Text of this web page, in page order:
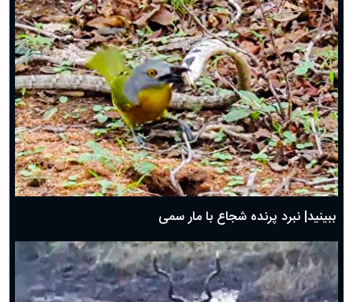
ببینید| نبرد پرنده شجاع با مار سمی